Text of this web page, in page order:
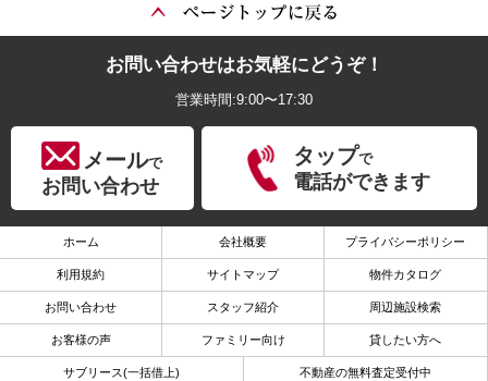
お問い合わせはお気軽にどうぞ！
営業時間:9:00〜17:30
メールで
お問い合わせ
タップで
電話ができます
ホーム 会社概要 プライバシーポリシー
利用規約 サイトマップ 物件カタログ
お問い合わせ スタッフ紹介 周辺施設検索
お客様の声 ファミリー向け 貸したい方へ
サブリース(一括借上) 不動産の無料査定受付中